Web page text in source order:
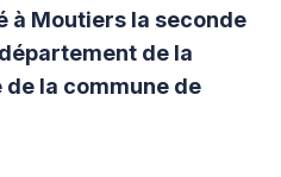
à Moutiers la seconde
de la
la commune de